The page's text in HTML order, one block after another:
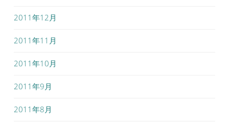
2011年12月
2011年11月
2011年10月
2011年9月
2011年8月